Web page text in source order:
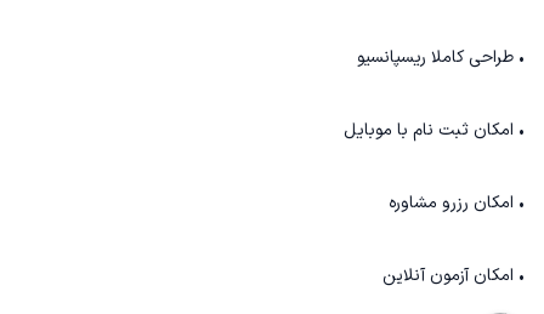
• طراحی کاملا ریسپانسیو
• امکان ثبت نام با موبایل
• امکان رزرو مشاوره
• امکان آزمون آنلاین